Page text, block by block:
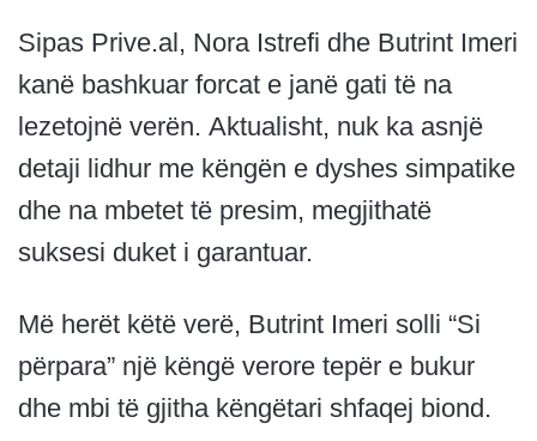
Sipas Prive.al, Nora Istrefi dhe Butrint Imeri
kanë bashkuar forcat e janë gati të na
lezetojnë verën. Aktualisht, nuk ka asnjë
detaji lidhur me këngën e dyshes simpatike
dhe na mbetet të presim, megjithatë
suksesi duket i garantuar.
Më herët këtë verë, Butrint Imeri solli “Si
përpara” një këngë verore tepër e bukur
dhe mbi të gjitha këngëtari shfaqej biond.